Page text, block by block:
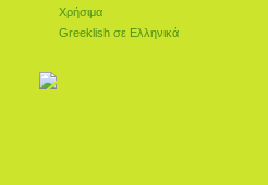
Χρήσιμα
Greeklish σε Ελληνικά